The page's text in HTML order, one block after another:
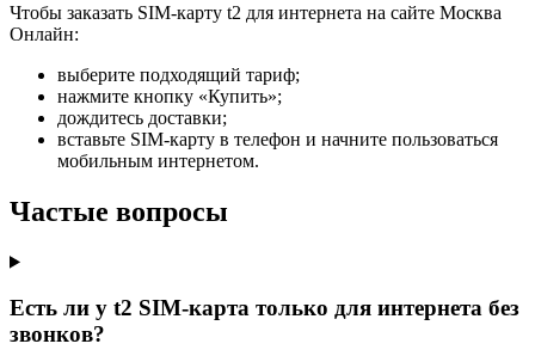
Чтобы заказать SIM-карту t2 для интернета на сайте Москва
Онлайн:
выберите подходящий тариф;
нажмите кнопку «Купить»;
дождитесь доставки;
вставьте SIM-карту в телефон и начните пользоваться
мобильным интернетом.
Частые вопросы
Есть ли у t2 SIM-карта только для интернета без
звонков?